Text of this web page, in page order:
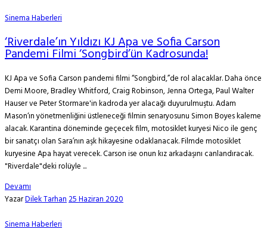
Sinema Haberleri
‘Riverdale’ın Yıldızı KJ Apa ve Sofia Carson
Pandemi Filmi ‘Songbird’ün Kadrosunda!
KJ Apa ve Sofia Carson pandemi filmi “Songbird,”de rol alacaklar. Daha önce
Demi Moore, Bradley Whitford, Craig Robinson, Jenna Ortega, Paul Walter
Hauser ve Peter Stormare'in kadroda yer alacağı duyurulmuştu. Adam
Mason‘ın yönetmenliğini üstleneceği filmin senaryosunu Simon Boyes kaleme
alacak. Karantina döneminde geçecek film, motosiklet kuryesi Nico ile genç
bir sanatçı olan Sara’nın aşk hikayesine odaklanacak. Filmde motosiklet
kuryesine Apa hayat verecek. Carson ise onun kız arkadaşını canlandıracak.
"Riverdale"deki rolüyle ...
Devamı
YazarDilek Tarhan25 Haziran 2020
Sinema Haberleri